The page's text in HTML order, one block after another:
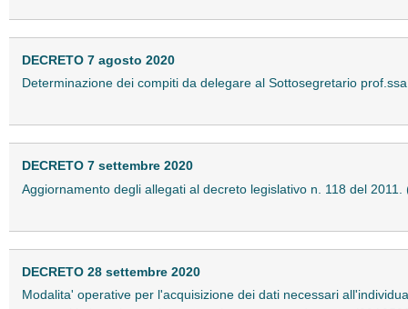
DECRETO 7 agosto 2020
Determinazione dei compiti da delegare al Sottosegretario
DECRETO 7 settembre 2020
Aggiornamento degli allegati al decreto legislativo n. 118 del 2011.
DECRETO 28 settembre 2020
Modalita' operative per l'acquisizione dei dati necessari